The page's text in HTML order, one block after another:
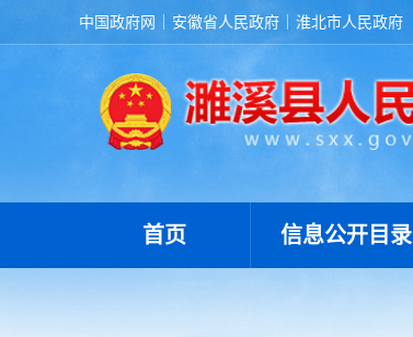
中国政府网 安徽省人民政府 淮北市人民政府
首页 信息公开目录